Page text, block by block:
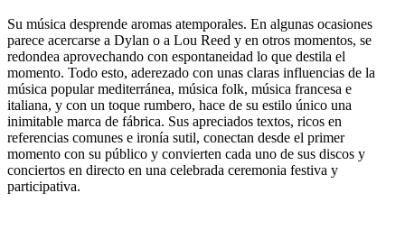
Su música desprende aromas atemporales. En algunas ocasiones
parece acercarse a Dylan o a Lou Reed y en otros momentos, se
redondea aprovechando con espontaneidad lo que destila el
momento. Todo esto, aderezado con unas claras influencias de la
música popular mediterránea, música folk, música francesa e
italiana, y con un toque rumbero, hace de su estilo único una
inimitable marca de fábrica. Sus apreciados textos, ricos en
referencias comunes e ironía sutil, conectan desde el primer
momento con su público y convierten cada uno de sus discos y
conciertos en directo en una celebrada ceremonia festiva y
participativa.